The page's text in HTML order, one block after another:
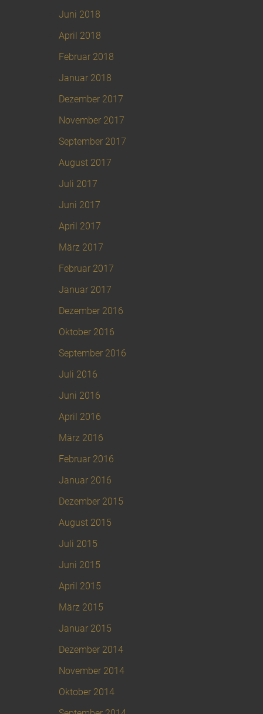
Juni 2018
April 2018
Februar 2018
Januar 2018
Dezember 2017
November 2017
September 2017
August 2017
Juli 2017
Juni 2017
April 2017
März 2017
Februar 2017
Januar 2017
Dezember 2016
Oktober 2016
September 2016
Juli 2016
Juni 2016
April 2016
März 2016
Februar 2016
Januar 2016
Dezember 2015
August 2015
Juli 2015
Juni 2015
April 2015
März 2015
Januar 2015
Dezember 2014
November 2014
Oktober 2014